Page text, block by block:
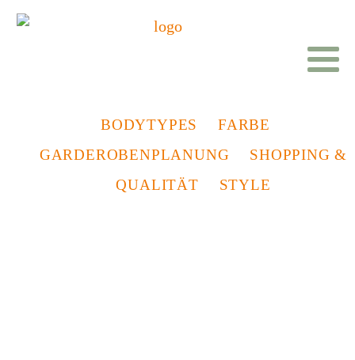
BODYTYPES
FARBE
GARDEROBENPLANUNG
SHOPPING &
QUALITÄT
STYLE